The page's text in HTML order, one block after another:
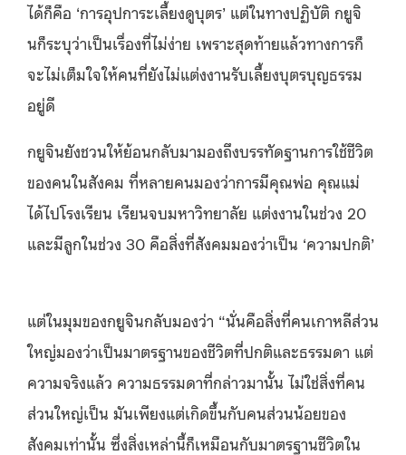
ได้ก็คือ ‘การอุปการะเลี้ยงดูบุตร’ แต่ในทางปฏิบัติ กยูจิ
นก็ระบุว่าเป็นเรื่องที่ไม่ง่าย เพราะสุดท้ายแล้วทางการก็
จะไม่เต็มใจให้คนที่ยังไม่แต่งงานรับเลี้ยงบุตรบุญธรรม
อยู่ดี
กยูจินยังชวนให้ย้อนกลับมามองถึงบรรทัดฐานการใช้ชีวิต
ของคนในสังคม ที่หลายคนมองว่าการมีคุณพ่อ คุณแม่
ได้ไปโรงเรียน เรียนจบมหาวิทยาลัย แต่งงานในช่วง 20
และมีลูกในช่วง 30 คือสิ่งที่สังคมมองว่าเป็น ‘ความปกติ’
แต่ในมุมของกยูจินกลับมองว่า “นั่นคือสิ่งที่คนเกาหลีส่วน
ใหญ่มองว่าเป็นมาตรฐานของชีวิตที่ปกติและธรรมดา แต่
ความจริงแล้ว ความธรรมดาที่กล่าวมานั้น ไม่ใช่สิ่งที่คน
ส่วนใหญ่เป็น มันเพียงแต่เกิดขึ้นกับคนส่วนน้อยของ
สังคมเท่านั้น ซึ่งสิ่งเหล่านี้ก็เหมือนกับมาตรฐานชีวิตใน